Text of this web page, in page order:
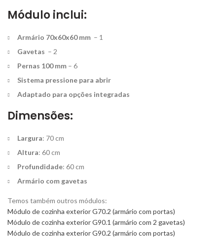
Módulo inclui:
Armário 70x60x60 mm – 1
Gavetas – 2
Pernas 100 mm – 6
Sistema pressione para abrir
Adaptado para opções integradas
Dimensões:
Largura: 70 cm
Altura: 60 cm
Profundidade: 60 cm
Armário com gavetas
Temos também outros módulos:
Módulo de cozinha exterior G70.2 (armário com portas)
Módulo de cozinha exterior G90.1 (armário com 2 gavetas)
Módulo de cozinha exterior G90.2 (armário com portas)